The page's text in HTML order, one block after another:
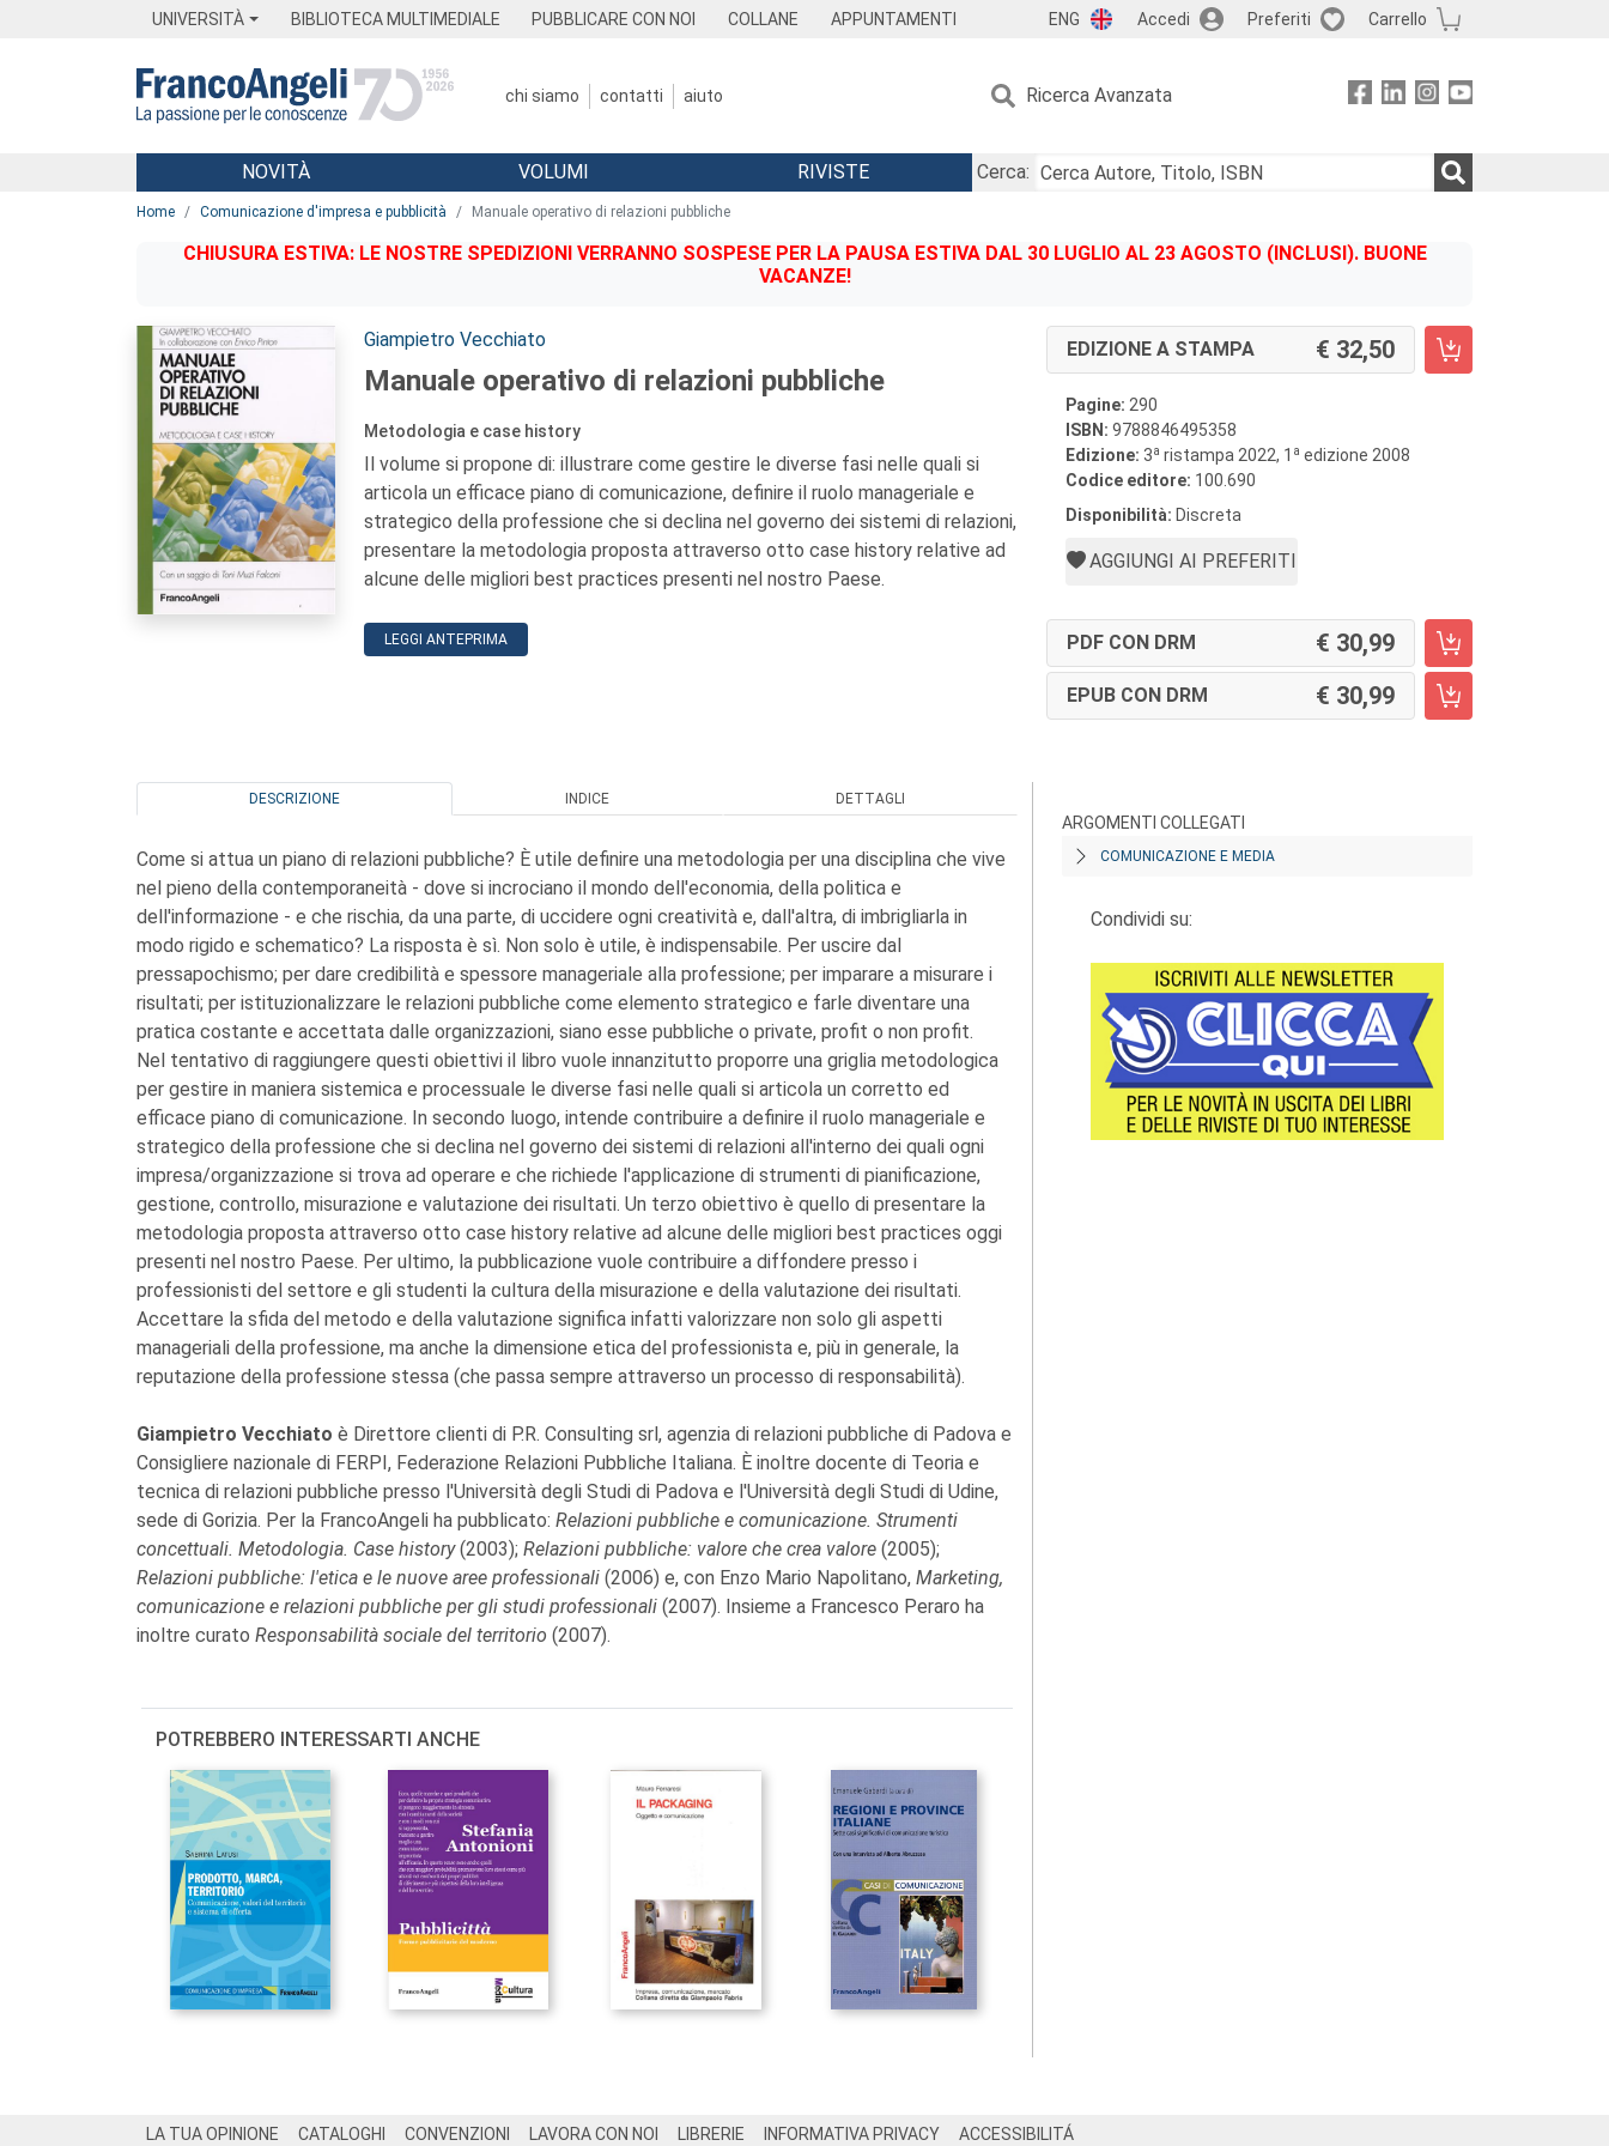
UNIVERSITÀ BIBLIOTECA MULTIMEDIALE PUBBLICARE CON NOI COLLANE APPUNTAMENTI ENG Accedi Preferiti Carrello
chi siamo contatti aiuto Ricerca Avanzata
Menu
NOVITÀ VOLUMI RIVISTE
Cerca:
Home Comunicazione d'impresa e pubblicità Manuale operativo di relazioni pubbliche
CHIUSURA ESTIVA: LE NOSTRE SPEDIZIONI VERRANNO SOSPESE PER LA PAUSA ESTIVA DAL 30 LUGLIO AL 23 AGOSTO (INCLUSI). BUONE
VACANZE!
Autori:
Giampietro Vecchiato
Manuale operativo di relazioni pubbliche
Metodologia e case history
Il volume si propone di: illustrare come gestire le diverse fasi nelle quali si
articola un efficace piano di comunicazione, definire il ruolo manageriale e
strategico della professione che si declina nel governo dei sistemi di relazioni,
presentare la metodologia proposta attraverso otto case history relative ad
alcune delle migliori best practices presenti nel nostro Paese.
LEGGI ANTEPRIMA
EDIZIONE A STAMPA 32,50
Pagine: 290
ISBN: 9788846495358
Edizione: 3a ristampa 2022, 1 a edizione 2008
Codice editore: 100.690
Disponibilità: Discreta
AGGIUNGI AI PREFERITI
PDF CON DRM 30,99
EPUB CON DRM 30,99
DESCRIZIONE INDICE DETTAGLI
Come si attua un piano di relazioni pubbliche? È utile definire una metodologia per una disciplina che vive
nel pieno della contemporaneità - dove si incrociano il mondo dell'economia, della politica e
dell'informazione - e che rischia, da una parte, di uccidere ogni creatività e, dall'altra, di imbrigliarla in
modo rigido e schematico? La risposta è sì. Non solo è utile, è indispensabile. Per uscire dal
pressapochismo; per dare credibilità e spessore manageriale alla professione; per imparare a misurare i
risultati; per istituzionalizzare le relazioni pubbliche come elemento strategico e farle diventare una
pratica costante e accettata dalle organizzazioni, siano esse pubbliche o private, profit o non profit.
Nel tentativo di raggiungere questi obiettivi il libro vuole innanzitutto proporre una griglia metodologica
per gestire in maniera sistemica e processuale le diverse fasi nelle quali si articola un corretto ed
efficace piano di comunicazione. In secondo luogo, intende contribuire a definire il ruolo manageriale e
strategico della professione che si declina nel governo dei sistemi di relazioni all'interno dei quali ogni
impresa/organizzazione si trova ad operare e che richiede l'applicazione di strumenti di pianificazione,
gestione, controllo, misurazione e valutazione dei risultati. Un terzo obiettivo è quello di presentare la
metodologia proposta attraverso otto case history relative ad alcune delle migliori best practices oggi
presenti nel nostro Paese. Per ultimo, la pubblicazione vuole contribuire a diffondere presso i
professionisti del settore e gli studenti la cultura della misurazione e della valutazione dei risultati.
Accettare la sfida del metodo e della valutazione significa infatti valorizzare non solo gli aspetti
manageriali della professione, ma anche la dimensione etica del professionista e, più in generale, la
reputazione della professione stessa (che passa sempre attraverso un processo di responsabilità).
Giampietro Vecchiato è Direttore clienti di P.R. Consulting srl, agenzia di relazioni pubbliche di Padova e
Consigliere nazionale di FERPI, Federazione Relazioni Pubbliche Italiana. È inoltre docente di Teoria e
tecnica di relazioni pubbliche presso l'Università degli Studi di Padova e l'Università degli Studi di Udine,
sede di Gorizia. Per la FrancoAngeli ha pubblicato: Relazioni pubbliche e comunicazione. Strumenti
concettuali. Metodologia. Case history(2003); Relazioni pubbliche: valore che crea valore (2005);
Relazioni pubbliche: l'etica e le nuove aree professionali (2006) e, con Enzo Mario Napolitano, Marketing,
comunicazione e relazioni pubbliche per gli studi professionali (2007). Insieme a Francesco Peraro ha
inoltre curato Responsabilità sociale del territorio (2007).
POTREBBERO INTERESSARTI ANCHE
ARGOMENTI COLLEGATI
COMUNICAZIONE E MEDIA
Condividi su:
LA TUA OPINIONE CATALOGHI CONVENZIONI LAVORA CON NOI LIBRERIE INFORMATIVA PRIVACY ACCESSIBILITÁ